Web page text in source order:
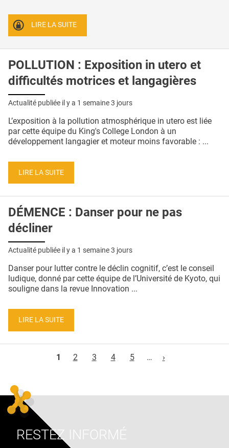
LIRE LA SUITE
POLLUTION : Exposition in utero et
difficultés motrices et langagières
Actualité publiée il y a 1 semaine 3 jours
L’exposition à la pollution atmosphérique in utero est liée
par cette équipe du King's College London à un
développement langagier et moteur moins favorable : ...
LIRE LA SUITE
DÉMENCE : Danser pour ne pas
décliner
Actualité publiée il y a 1 semaine 3 jours
Danser pour lutter contre le déclin cognitif, c’est le conseil
ludique, donné par cette équipe de l’Université de Kyoto, qui
souligne dans la revue Innovation ...
LIRE LA SUITE
1
2 3 4 5 … ›
RESTEZ INFORMÉ